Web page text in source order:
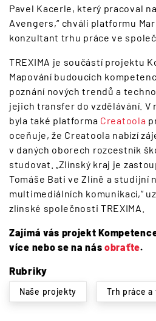
Pavel Kacerle, který pracoval
Avengers,“ chválí platformu
konzultant trhu práce ve
TREXIMA je součástí projektu
Mapování budoucích
poznání nových trendů a
jejich transfer do vzdělávání.
byla také platforma Creatoola
oceňuje, že Creatoola nabízí
v daných oborech rozcestník
studovat. „Zlínský kraj je
Tomáše Bati ve Zlíně a studijní
multimediálních komunikací,“
zlínské společnosti TREXIMA.
Zajímá vás projekt
více nebo se na nás obraťte.
Rubriky
Naše projekty Trh práce a